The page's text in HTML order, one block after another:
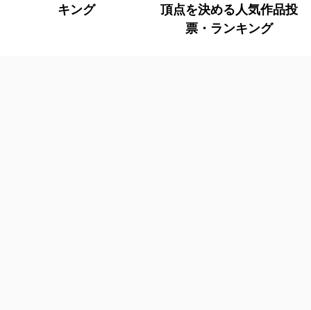
キング
頂点を決める人気作品投
票・ランキング